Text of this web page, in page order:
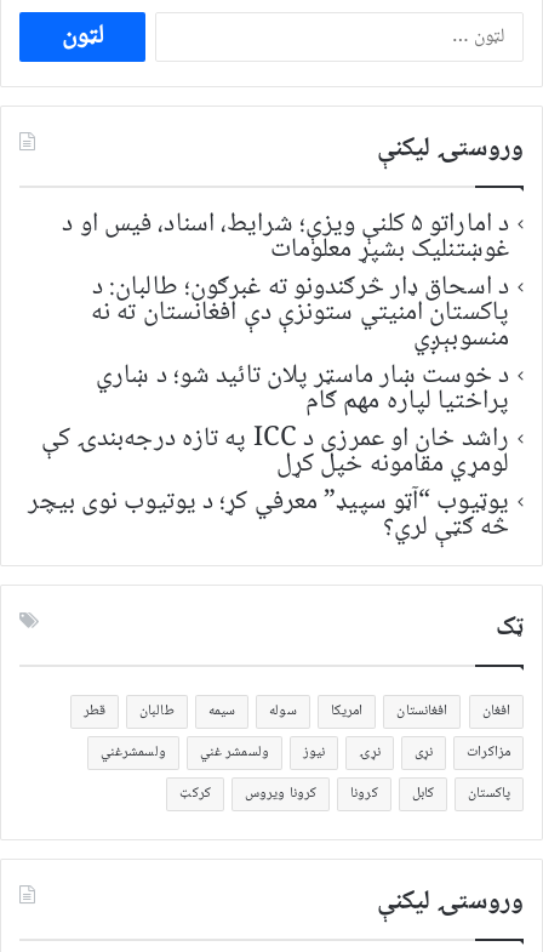
ددی
لپاره
لټون:
وروستۍ ليکنې
د اماراتو ۵ کلنې ویزې؛ شرایط، اسناد، فیس او د
غوښتنلیک بشپړ معلومات
د اسحاق ډار څرګندونو ته غبرګون؛ طالبان: د
پاکستان امنیتي ستونزې دې افغانستان ته نه
منسوبېږي
د خوست ښار ماسټر پلان تائید شو؛ د ښاري
پراختیا لپاره مهم ګام
راشد خان او عمرزی د ICC په تازه درجه‌بندۍ کې
لومړي مقامونه خپل کړل
یوټیوب “آټو سپیډ” معرفي کړ؛ د یوتیوب نوی بیچر
څه ګټې لري؟
ټک
افغان افغانستان امریکا سوله سیمه طالبان
قطر
مزاکرات
نړی نړۍ نیوز ولسمشر غني
ولسمشرغني
پاکستان
کابل کرونا کرونا ویروس کرکټ
وروستۍ ليکنې